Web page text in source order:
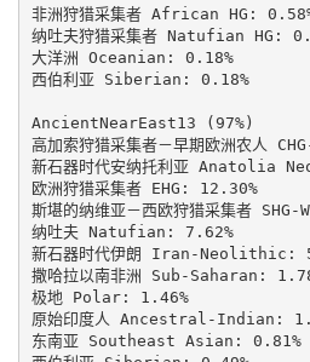
非洲狩猎采集者 African HG:
纳吐夫狩猎采集者 Natufian HG:
大洋洲 Oceanian: 0.18%
西伯利亚 Siberian: 0.18%
AncientNearEast13 (97%)
高加索狩猎采集者－早期欧洲农人
新石器时代安纳托利亚 Anatolia
欧洲狩猎采集者 EHG: 12.30%
斯堪的纳维亚－西欧狩猎采集者 SHG-
纳吐夫 Natufian: 7.62%
新石器时代伊朗 Iran-Neolithic:
撒哈拉以南非洲 Sub-Saharan:
极地 Polar: 1.46%
原始印度人 Ancestral-Indian:
东南亚 Southeast Asian: 0.81%